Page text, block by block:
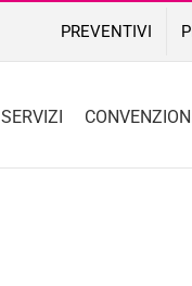
PREVENTIVI
SERVIZI